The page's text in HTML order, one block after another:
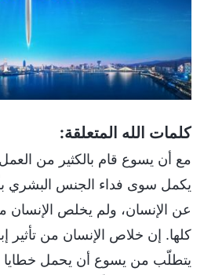
كلمات الله المتعلقة:
مع أن يسوع قام بالكثير من
يكمل سوى فداء الجنس البشري
عن الإنسان، ولم يخلص
كلها. إن خلاص الإنسان من تأثير
يتطلّب من يسوع أن يحمل خطايا